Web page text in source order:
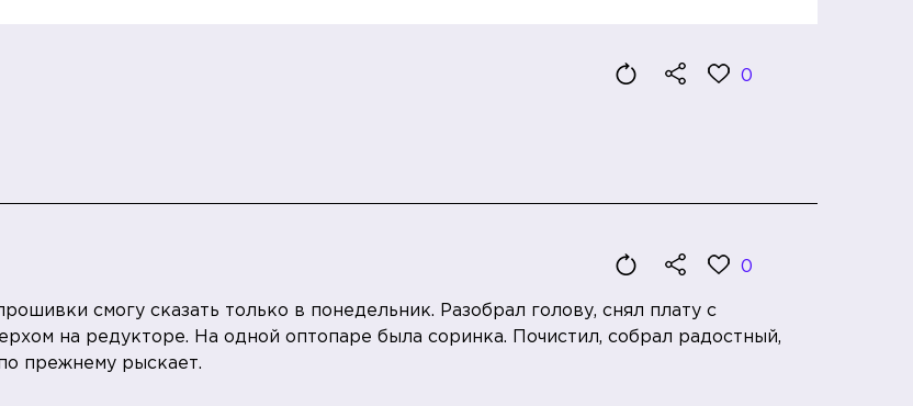
0
0
смогу сказать только в понедельник. Разобрал голову, снял плату с
на редукторе. На одной оптопаре была соринка. Почистил, собрал радостный,
прежнему рыскает.